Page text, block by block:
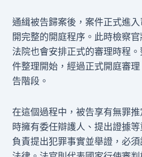
通緝被告歸案後，案件正式進
開完整的開庭程序。此時檢察官
法院也會安排正式的審理時程
件整理開始，經過正式開庭審
告階段。
在這個過程中，被告享有無罪
時擁有委任辯護人、提出證據
負責提出犯罪事實並舉證，必